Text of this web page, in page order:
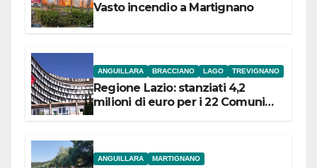
Vasto incendio a Martignano
ANGUILLARA BRACCIANO LAGO TREVIGNANO
Regione Lazio: stanziati 4,2
milioni di euro per i 22 Comuni
ANGUILLARA MARTIGNANO